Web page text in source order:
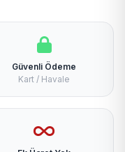
Güvenli Ödeme
Kart / Havale